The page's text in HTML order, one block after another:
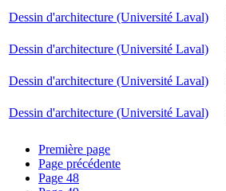
Dessin d'architecture (Université Laval)
Dessin d'architecture (Université Laval)
Dessin d'architecture (Université Laval)
Dessin d'architecture (Université Laval)
Première page
Page précédente
Page 48